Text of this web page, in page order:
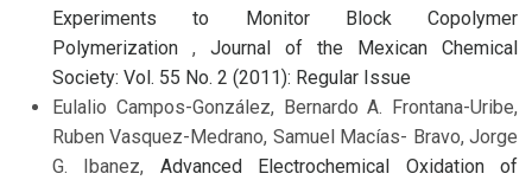
Experiments to Monitor Block Copolymer
Polymerization , Journal of the Mexican Chemical
Society: Vol. 55 No. 2 (2011): Regular Issue
Eulalio Campos-González, Bernardo A. Frontana-Uribe,
Ruben Vasquez-Medrano, Samuel Macías- Bravo, Jorge
G. Ibanez, Advanced Electrochemical Oxidation of